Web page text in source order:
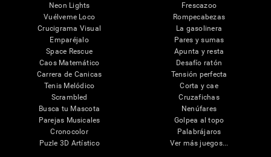
Neon Lights
Vuélveme Loco
Crucigrama Visual
Emparéjalo
Space Rescue
Caos Matemático
Carrera de Canicas
Tenis Melódico
Scrambled
Busca tu Mascota
Parejas Musicales
Cronocolor
Puzle 3D Artístico
Frescazoo
Rompecabezas
La gasolinera
Pares y sumas
Apunta y resta
Desafío ratón
Tensión perfecta
Corta y cae
Cruzafichas
Nenúfares
Golpea al topo
Palabrájaros
Ver más juegos...